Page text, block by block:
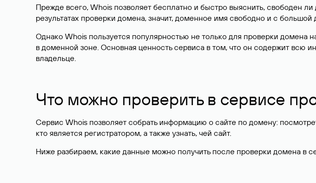
Прежде всего, Whois позволяет бесплатно и быстро выяснить, свободен
результатах проверки домена, значит, доменное имя свободно и с большой
Однако Whois пользуется популярностью не только для проверки домена
в доменной зоне. Основная ценность сервиса в том, что он содержит
владельце.
Что можно проверить в сервисе
Сервис Whois позволяет собрать информацию о сайте по домену:
кто является регистратором, а также узнать, чей сайт.
Ниже разбираем, какие данные можно получить после проверки домена в